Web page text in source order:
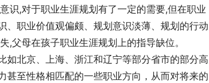
识,对于职业生涯规划有了一定的需要,但在职业
、职业价值观偏颇、规划意识淡薄、规划的行动
父母在孩子职业生涯规划上的指导缺位。
如北京、上海、浙江和辽宁等部分省市的部分高
甚至性格相匹配的一些职业方向，从而对将来的